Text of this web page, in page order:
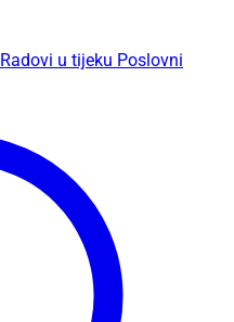
Radovi u tijeku Poslovni